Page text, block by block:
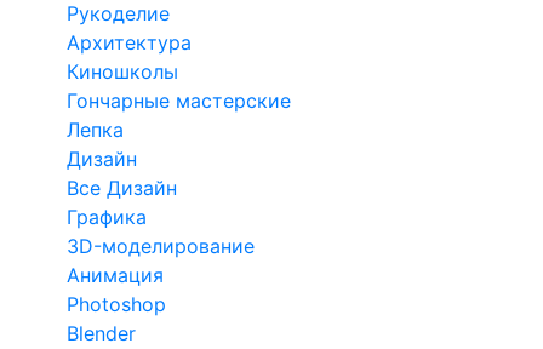
Рукоделие
Архитектура
Киношколы
Гончарные мастерские
Лепка
Дизайн
Все Дизайн
Графика
3D-моделирование
Анимация
Photoshop
Blender